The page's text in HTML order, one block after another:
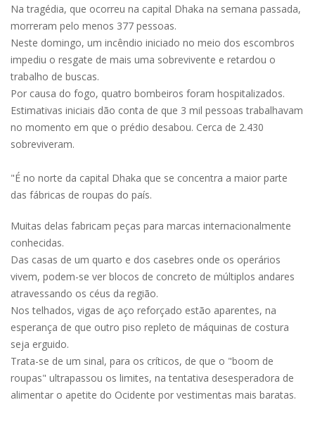
Na tragédia, que ocorreu na capital Dhaka na semana passada,
morreram pelo menos 377 pessoas.
Neste domingo, um incêndio iniciado no meio dos escombros
impediu o resgate de mais uma sobrevivente e retardou o
trabalho de buscas.
Por causa do fogo, quatro bombeiros foram hospitalizados.
Estimativas iniciais dão conta de que 3 mil pessoas trabalhavam
no momento em que o prédio desabou. Cerca de 2.430
sobreviveram.
"É no norte da capital Dhaka que se concentra a maior parte
das fábricas de roupas do país.
Muitas delas fabricam peças para marcas internacionalmente
conhecidas.
Das casas de um quarto e dos casebres onde os operários
vivem, podem-se ver blocos de concreto de múltiplos andares
atravessando os céus da região.
Nos telhados, vigas de aço reforçado estão aparentes, na
esperança de que outro piso repleto de máquinas de costura
seja erguido.
Trata-se de um sinal, para os críticos, de que o "boom de
roupas" ultrapassou os limites, na tentativa desesperadora de
alimentar o apetite do Ocidente por vestimentas mais baratas.